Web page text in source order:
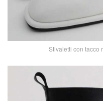
Stivaletti con tacco